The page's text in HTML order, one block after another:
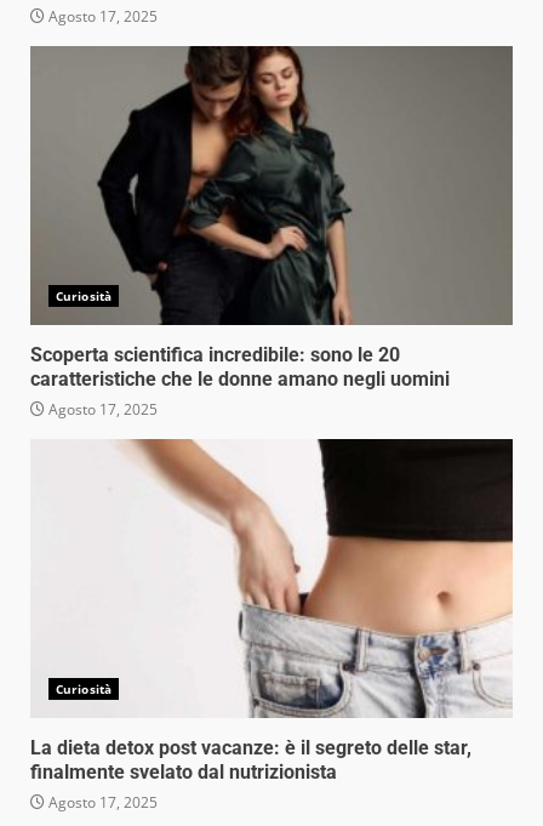
Agosto 17, 2025
Curiosità
Scoperta scientifica incredibile: sono le 20
caratteristiche che le donne amano negli uomini
Agosto 17, 2025
Curiosità
La dieta detox post vacanze: è il segreto delle star,
finalmente svelato dal nutrizionista
Agosto 17, 2025